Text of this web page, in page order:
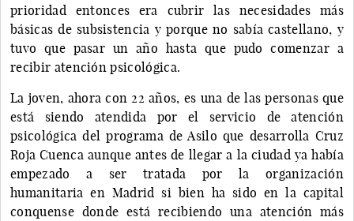
prioridad entonces era cubrir las necesidades más
básicas de subsistencia y porque no sabía castellano, y
tuvo que pasar un año hasta que pudo comenzar a
recibir atención psicológica.
La joven, ahora con 22 años, es una de las personas que
está siendo atendida por el servicio de atención
psicológica del programa de Asilo que desarrolla Cruz
Roja Cuenca aunque antes de llegar a la ciudad ya había
empezado a ser tratada por la organización
humanitaria en Madrid si bien ha sido en la capital
conquense donde está recibiendo una atención más